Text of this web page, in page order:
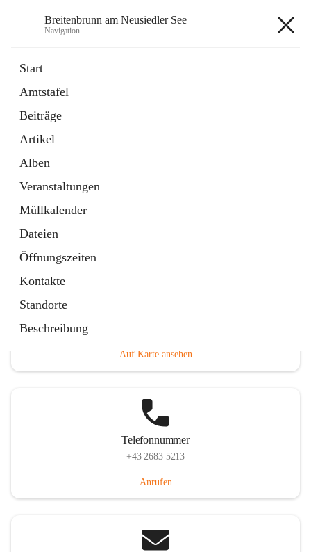
Breitenbrunn am Neusiedler See
Navigation
Start
Amtstafel
Beiträge
Artikel
Alben
Veranstaltungen
Müllkalender
Dateien
Öffnungszeiten
Kontakte
Standorte
Beschreibung
18 Schnellzugriffe
Gemeindeservice
Auf Karte ansehen
Telefonnummer
+43 2683 5213
Anrufen